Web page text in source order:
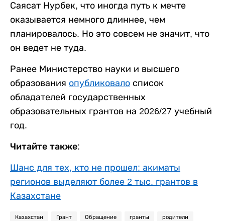
Саясат Нурбек, что иногда путь к мечте
оказывается немного длиннее, чем
планировалось. Но это совсем не значит, что
он ведет не туда.
Ранее Министерство науки и высшего
образования опубликовало список
обладателей государственных
образовательных грантов на 2026/27 учебный
год.
Читайте также:
Шанс для тех, кто не прошел: акиматы
регионов выделяют более 2 тыс. грантов в
Казахстане
Казахстан Грант Обращение гранты родители